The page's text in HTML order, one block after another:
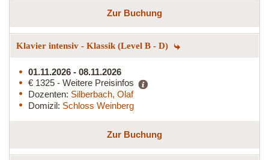
Zur Buchung
Klavier intensiv - Klassik (Level B - D)
01.11.2026 - 08.11.2026
€ 1325 - Weitere Preisinfos
Dozenten: Silberbach, Olaf
Domizil: Schloss Weinberg
Zur Buchung